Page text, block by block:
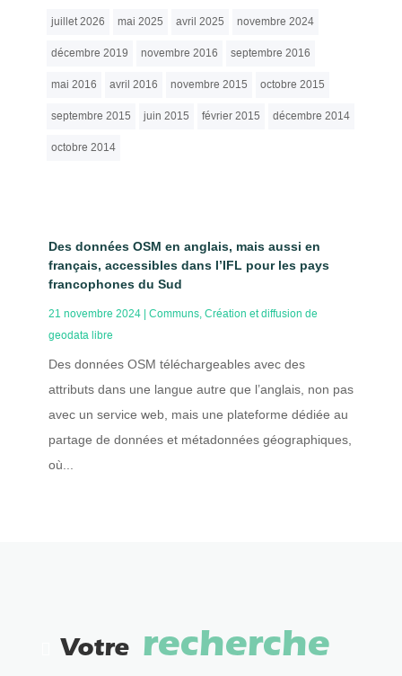
juillet 2026 mai 2025 avril 2025 novembre 2024
décembre 2019 novembre 2016 septembre 2016
mai 2016 avril 2016 novembre 2015 octobre 2015
septembre 2015 juin 2015 février 2015 décembre 2014
octobre 2014
Des données OSM en anglais, mais aussi en
français, accessibles dans l’IFL pour les pays
francophones du Sud
21 novembre 2024| Communs, Création et diffusion de
geodata libre
Des données OSM téléchargeables avec des
attributs dans une langue autre que l’anglais, non pas
avec un service web, mais une plateforme dédiée au
partage de données et métadonnées géographiques,
où...
Votrerecherche